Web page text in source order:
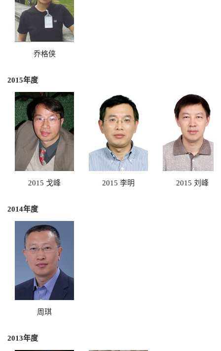
乔格侠
2015年度
2015 戈峰 2015 李明 2015 刘峰
2014年度
周琪
2013年度